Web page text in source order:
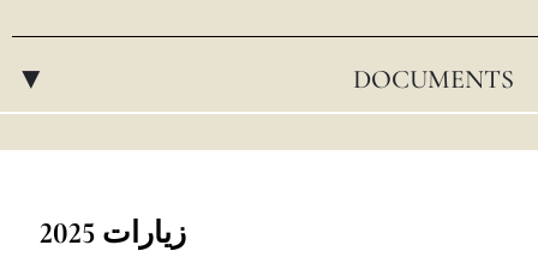
ESPAÑOL
中文
DOCUMENTS
▸
زيارات 2025